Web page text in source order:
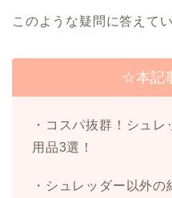
このような疑問に答えて
☆本記
・コスパ抜群！シュ
用品3選！
・シュレッダー以外の